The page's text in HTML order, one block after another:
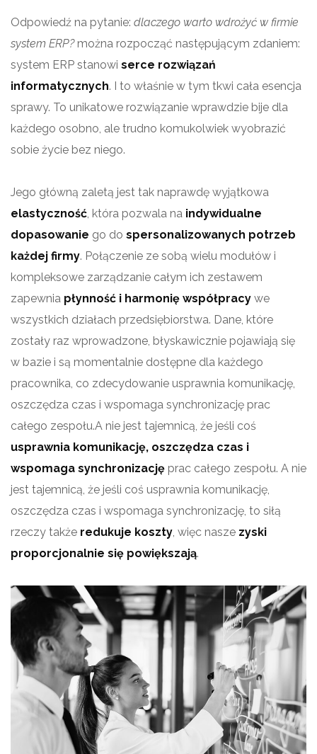
Odpowiedź na pytanie: dlaczego warto wdrożyć w firmie
system ERP?można rozpocząć następującym zdaniem:
system ERP stanowi serce rozwiązań
informatycznych. I to właśnie w tym tkwi cała esencja
sprawy. To unikatowe rozwiązanie wprawdzie bije dla
każdego osobno, ale trudno komukolwiek wyobrazić
sobie życie bez niego.
Jego główną zaletą jest tak naprawdę wyjątkowa
elastyczność, która pozwala na indywidualne
dopasowanie go do spersonalizowanych potrzeb
każdej firmy. Połączenie ze sobą wielu modułów i
kompleksowe zarządzanie całym ich zestawem
zapewnia płynność i harmonię współpracy we
wszystkich działach przedsiębiorstwa. Dane, które
zostały raz wprowadzone, błyskawicznie pojawiają się
w bazie i są momentalnie dostępne dla każdego
pracownika, co zdecydowanie usprawnia komunikację,
oszczędza czas i wspomaga synchronizację prac
całego zespołu.A nie jest tajemnicą, że jeśli coś
usprawnia komunikację, oszczędza czas i
wspomaga synchronizację prac całego zespołu. A nie
jest tajemnicą, że jeśli coś usprawnia komunikację,
oszczędza czas i wspomaga synchronizację, to siłą
rzeczy także redukuje koszty, więc nasze zyski
proporcjonalnie się powiększają.